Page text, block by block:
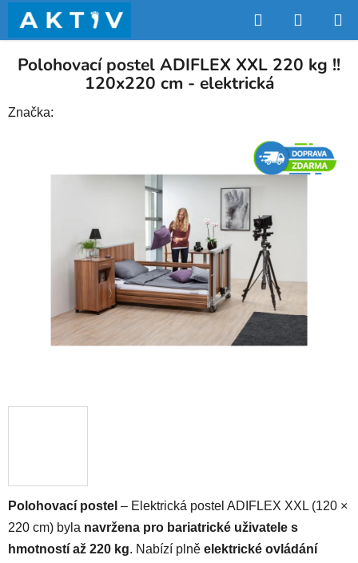
obsah
Hledat
KOŠÍK
Polohovací postel – Elektrická postel ADIFLEX XXL (120 ×
220 cm) byla navržena pro bariatrické uživatele s
hmotností až 220 kg. Nabízí plně elektrické ovládání
Polohovací postel ADIFLEX XXL 220 kg !!
120x220 cm - elektrická
Značka: